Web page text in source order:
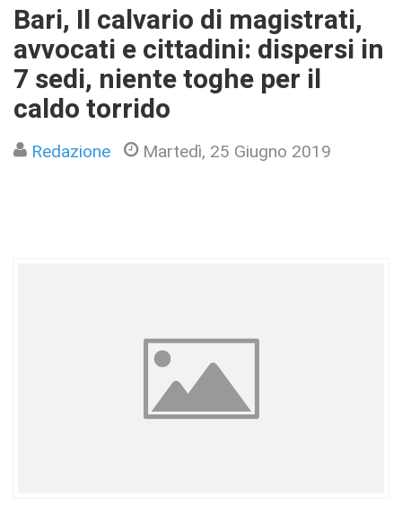
Bari, Il calvario di magistrati,
avvocati e cittadini: dispersi in
7 sedi, niente toghe per il
caldo torrido
Redazione Martedì, 25 Giugno 2019